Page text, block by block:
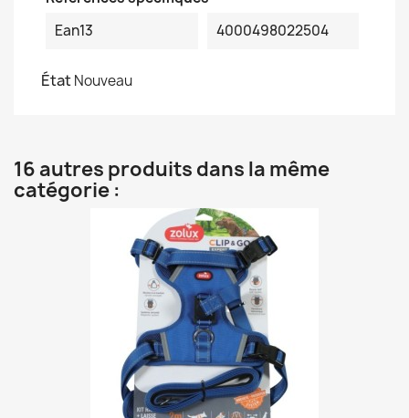
Ean13
4000498022504
ÉtatNouveau
16 autres produits dans la même
catégorie :